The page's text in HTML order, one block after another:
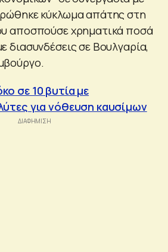
κύκλωμα απάτης στη
αποσπούσε χρηματικά ποσά
διασυνδέσεις σε Βουλγαρία,
σε 10 βυτία με
για νόθευση καυσίμων